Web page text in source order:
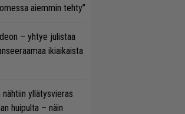
aiemmin tehty”
– yhtye julistaa
ikiaikaista
nähtiin yllätysvieras
huipulta – näin